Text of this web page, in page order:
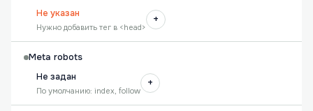
Не указан
Нужно добавить тег в <head>
+
Meta robots
Не задан
По умолчанию: index, follow
+